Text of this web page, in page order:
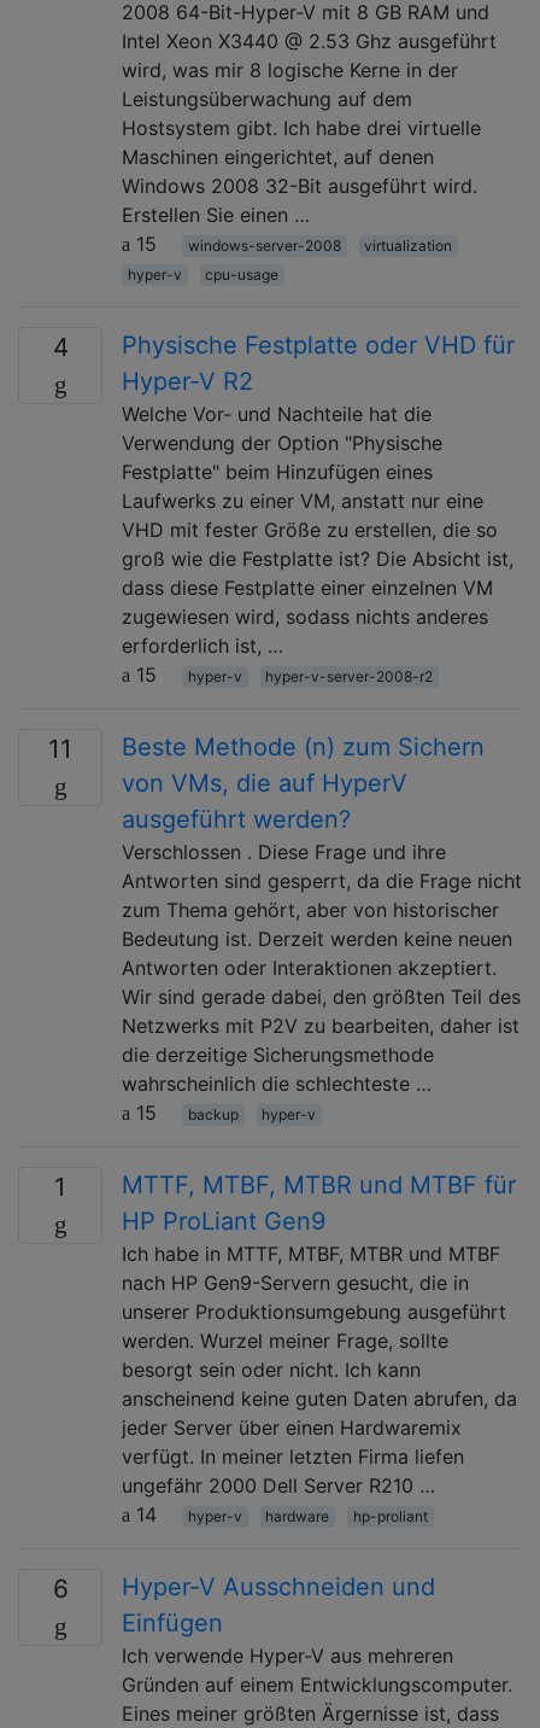
2008 64-Bit-Hyper-V mit 8 GB RAM und
Intel Xeon X3440 @ 2.53 Ghz ausgeführt
wird, was mir 8 logische Kerne in der
Leistungsüberwachung auf dem
Hostsystem gibt. Ich habe drei virtuelle
Maschinen eingerichtet, auf denen
Windows 2008 32-Bit ausgeführt wird.
Erstellen Sie einen …
15
windows-server-2008
virtualization
hyper-v
cpu-usage
4
Physische Festplatte oder VHD für
Hyper-V R2
Welche Vor- und Nachteile hat die
Verwendung der Option "Physische
Festplatte" beim Hinzufügen eines
Laufwerks zu einer VM, anstatt nur eine
VHD mit fester Größe zu erstellen, die so
groß wie die Festplatte ist? Die Absicht ist,
dass diese Festplatte einer einzelnen VM
zugewiesen wird, sodass nichts anderes
erforderlich ist, …
15
hyper-v hyper-v-server-2008-r2
11
Beste Methode (n) zum Sichern
von VMs, die auf HyperV
ausgeführt werden?
Verschlossen . Diese Frage und ihre
Antworten sind gesperrt, da die Frage nicht
zum Thema gehört, aber von historischer
Bedeutung ist. Derzeit werden keine neuen
Antworten oder Interaktionen akzeptiert.
Wir sind gerade dabei, den größten Teil des
Netzwerks mit P2V zu bearbeiten, daher ist
die derzeitige Sicherungsmethode
wahrscheinlich die schlechteste …
15
backup hyper-v
1
MTTF, MTBF, MTBR und MTBF für
HP ProLiant Gen9
Ich habe in MTTF, MTBF, MTBR und MTBF
nach HP Gen9-Servern gesucht, die in
unserer Produktionsumgebung ausgeführt
werden. Wurzel meiner Frage, sollte
besorgt sein oder nicht. Ich kann
anscheinend keine guten Daten abrufen, da
jeder Server über einen Hardwaremix
verfügt. In meiner letzten Firma liefen
ungefähr 2000 Dell Server R210 …
14
hyper-v hardware hp-proliant
6
Hyper-V Ausschneiden und
Einfügen
Ich verwende Hyper-V aus mehreren
Gründen auf einem Entwicklungscomputer.
Eines meiner größten Ärgernisse ist, dass